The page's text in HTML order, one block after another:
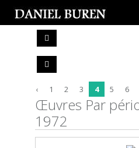
‹ 1 2 3 4 5 6
Œuvres Par
1972